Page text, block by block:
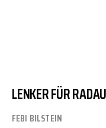
LENKER FÜR
FEBI BILSTEIN